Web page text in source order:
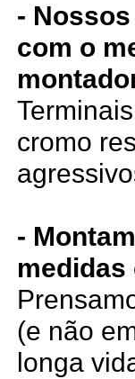
-
com o
cromo
-
medidas
(e não
longa